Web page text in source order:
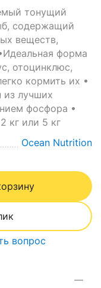
тонущий
содержащий
веществ,
форма
отоцинклюс,
кормить их •
из лучших
фосфора •
кг или 5 кг
Ocean Nutrition
вопрос